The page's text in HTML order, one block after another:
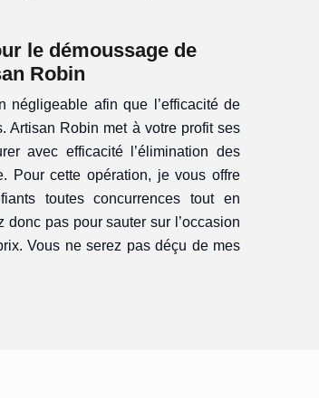
le démoussage de
Robin
négligeable afin que l’efficacité de
Artisan Robin met à votre profit ses
avec efficacité l’élimination des
Pour cette opération, je vous offre
toutes concurrences tout en
donc pas pour sauter sur l’occasion
Vous ne serez pas déçu de mes